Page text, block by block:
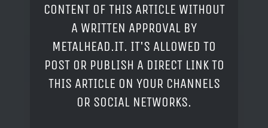
CONTENT OF THIS ARTICLE WITHOUT
A WRITTEN APPROVAL BY
METALHEAD.IT. IT'S ALLOWED TO
POST OR PUBLISH A DIRECT LINK TO
THIS ARTICLE ON YOUR CHANNELS
OR SOCIAL NETWORKS.